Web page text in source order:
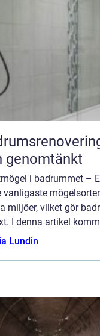
i
genomtänkt
i badrummet –
vanligaste
miljöer, vilket gör
I denna artikel
Lundin